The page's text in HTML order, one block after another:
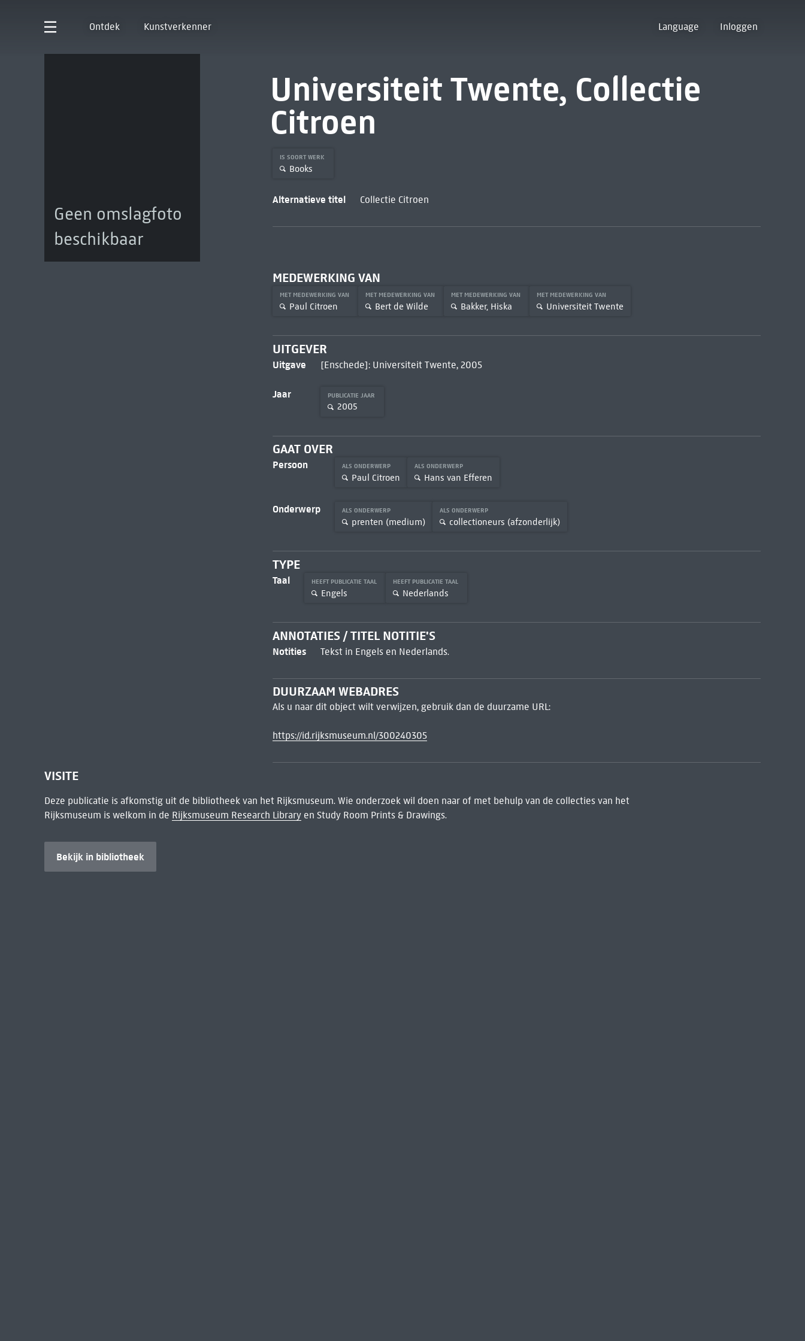
Ontdek Kunstverkenner Language Inloggen
Geen omslagfoto
beschikbaar
Universiteit Twente, Collectie
Citroen
IS SOORT WERK
Books
Alternatieve titel Collectie Citroen
MEDEWERKING VAN
MET MEDEWERKING VAN
Paul Citroen
MET MEDEWERKING VAN
Bert de Wilde
MET MEDEWERKING VAN
Bakker, Hiska
MET MEDEWERKING VAN
Universiteit Twente
UITGEVER
Uitgave [Enschede]: Universiteit Twente, 2005
Jaar PUBLICATIE JAAR
2005
GAAT OVER
Persoon ALS ONDERWERP
Paul Citroen
ALS ONDERWERP
Hans van Efferen
Onderwerp ALS ONDERWERP
prenten (medium)
ALS ONDERWERP
collectioneurs (afzonderlijk)
TYPE
Taal HEEFT PUBLICATIE TAAL
Engels
HEEFT PUBLICATIE TAAL
Nederlands
ANNOTATIES / TITEL NOTITIE'S
Notities Tekst in Engels en Nederlands.
DUURZAAM WEBADRES
Als u naar dit object wilt verwijzen, gebruik dan de duurzame URL:
https://id.rijksmuseum.nl/300240305
VISITE
Deze publicatie is afkomstig uit de bibliotheek van het Rijksmuseum. Wie onderzoek wil doen naar of met behulp van de collecties van het
Rijksmuseum is welkom in de Rijksmuseum Research Libraryen Study Room Prints & Drawings.
Bekijk in bibliotheek